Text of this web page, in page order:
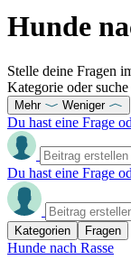
Hunde
Stelle deine Fragen
Kategorie oder
Mehr Weniger
Du hast eine Frage
Du hast eine Frage
Kategorien Fragen
Hunde nach Rasse